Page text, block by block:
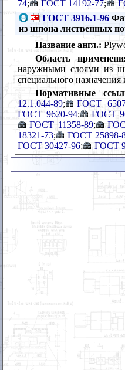
74; ГОСТ 14192-77;
ГОСТ 3916.1-96
из шпона лиственных
Название англ.:
Область
наружными слоями из
специального
Нормативные
12.1.044-89;
ГОСТ
ГОСТ 9620-94;
ГОСТ
ГОСТ 11358-89;
18321-73;
ГОСТ 25898-
ГОСТ 30427-96; ГОСТ